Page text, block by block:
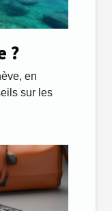
?
en
sur les